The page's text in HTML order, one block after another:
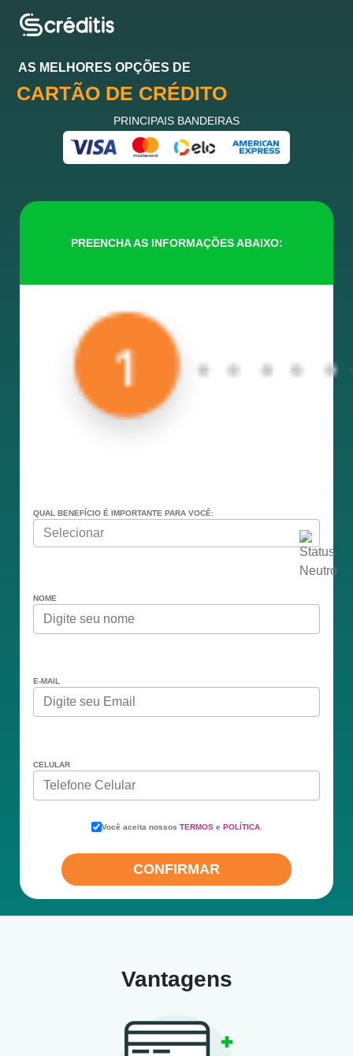
AS MELHORES OPÇÕES DE
CARTÃO DE CRÉDITO
PRINCIPAIS BANDEIRAS
PREENCHA AS INFORMAÇÕES ABAIXO:
QUAL BENEFÍCIO É IMPORTANTE PARA VOCÊ:
Qual benefício é importante para você
NOME
Nome
E-MAIL
E-mail
CELULAR
Celular
Você aceita nossos TERMOS e POLÍTICA.
CONFIRMAR
Vantagens